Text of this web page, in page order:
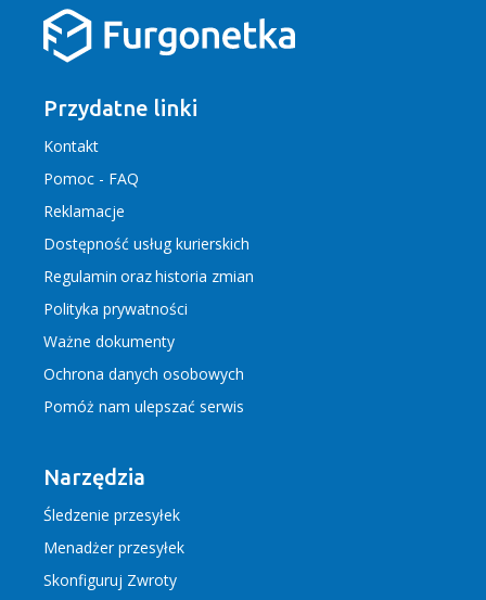
Przydatne linki
Kontakt
Pomoc - FAQ
Reklamacje
Dostępność usług kurierskich
Regulamin orazhistoria zmian
Polityka prywatności
Ważne dokumenty
Ochrona danych osobowych
Pomóż nam ulepszać serwis
Narzędzia
Śledzenie przesyłek
Menadżer przesyłek
Skonfiguruj Zwroty